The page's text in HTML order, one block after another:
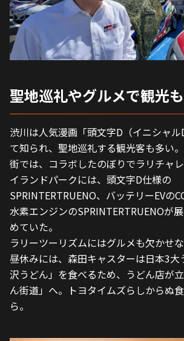
聖地巡礼やグルメで観光
渋川は人気漫画「頭文字D（イニシャ
て知られ、聖地巡礼する観光客も多い
街では、コラボしたのぼりでラリチャ
イランドパークには、頭文字D仕様の
SPRINTERTRUENO、バッテリーEVの
水素エンジンのSPRINTERTRUENOが
めていた。
ラリーツーリズムにはグルメも欠かせ
昼休みには、森田キャスターは日本3
沢うどん」を食べるため、うどん店が
ん街道」へ。トヨタイムズらしからぬ
ら。